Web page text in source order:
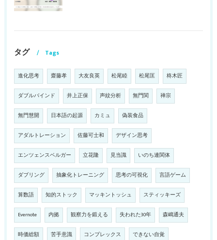
タグ Tags
進化思考 齋藤孝 大友良英 松尾睦 松尾匡 柊木匠
ダブルバインド 井上正保 声紋分析 無門関 禅宗
無門慧開 日本語の起源 カミュ 偽装食品
アダルトレーション 佐藤可士和 デザイン思考
エンツェンスベルガー 立花隆 見当識 いのち連関体
ダブリング 抽象化トレーニング 思考の可視化 言語ゲーム
算数語 知的ストック マッキントッシュ スティッキーズ
Evernote 内拠 観察力を鍛える 失われた30年 森嶋通夫
時価総額 苦手意識 コンプレックス できない自覚